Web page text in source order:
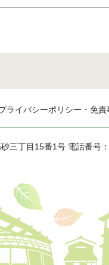
ライバシーポリシー・免責
三丁目15番1号 電話番号